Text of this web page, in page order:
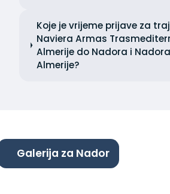
Koje je vrijeme prijave za
Naviera Armas
Almerije do Nadora i
Almerije?
Galerija za Nador